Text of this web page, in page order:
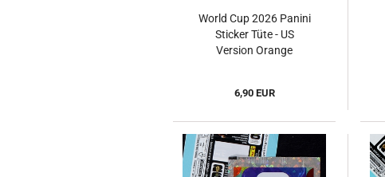
World Cup 2026 Panini
Sticker Tüte - US
Version Orange
6,90 EUR